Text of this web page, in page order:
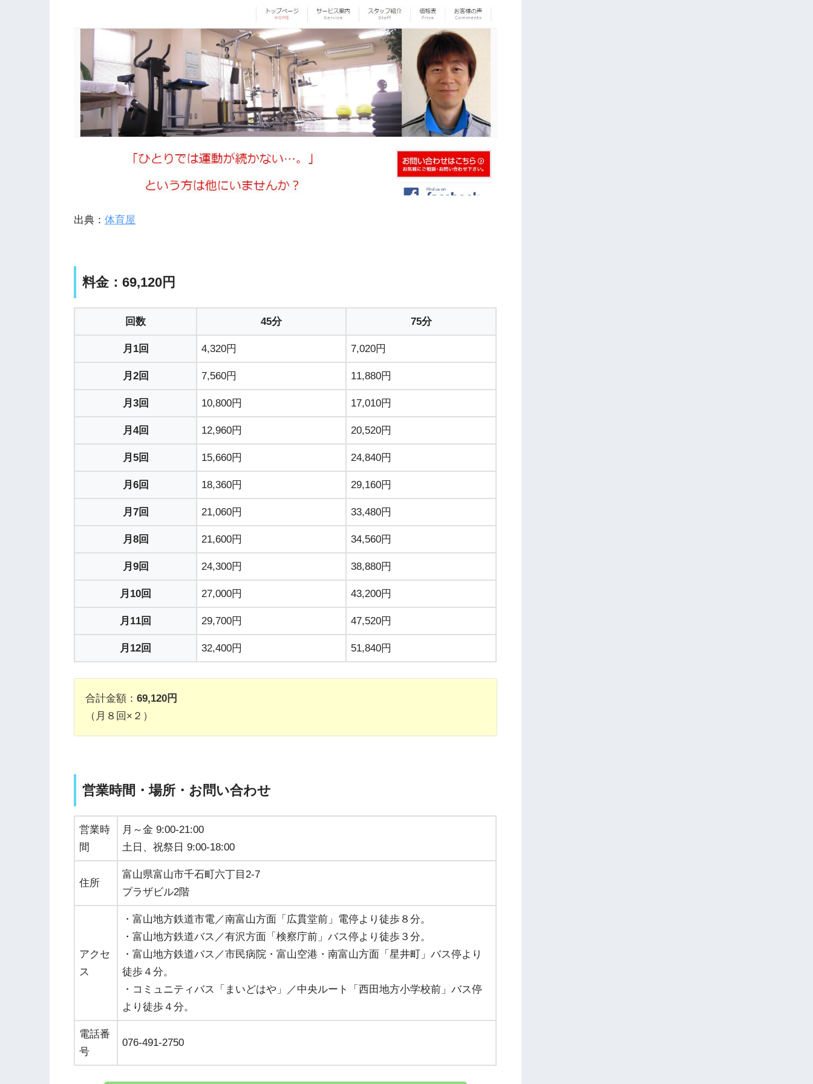
出典： 体育屋
料金：69,120円
回数 45分 75分
月1回 4,320円 7,020円
月2回 7,560円 11,880円
月3回 10,800円 17,010円
月4回 12,960円 20,520円
月5回 15,660円 24,840円
月6回 18,360円 29,160円
月7回 21,060円 33,480円
月8回 21,600円 34,560円
月9回 24,300円 38,880円
月10回 27,000円 43,200円
月11回 29,700円 47,520円
月12回 32,400円 51,840円
合計金額：69,120円
（月８回×２）
営業時間・場所・お問い合わせ
営業時
間
月～金 9:00-21:00
土日、祝祭日 9:00-18:00
住所
富山県富山市千石町六丁目2-7
プラザビル2階
アクセ
ス
・富山地方鉄道市電／南富山方面「広貫堂前」電停より徒歩８分。
・富山地方鉄道バス／有沢方面「検察庁前」バス停より徒歩３分。
・富山地方鉄道バス／市民病院・富山空港・南富山方面「星井町」バス停より
徒歩４分。
・コミュニティバス「まいどはや」／中央ルート「西田地方小学校前」バス停
より徒歩４分。
電話番
号
076-491-2750